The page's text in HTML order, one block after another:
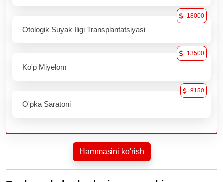
Otologik Suyak Iligi Transplantatsiyasi
18000
Ko'p Miyelom
13500
O'pka Saratoni
8150
Hammasini ko'rish